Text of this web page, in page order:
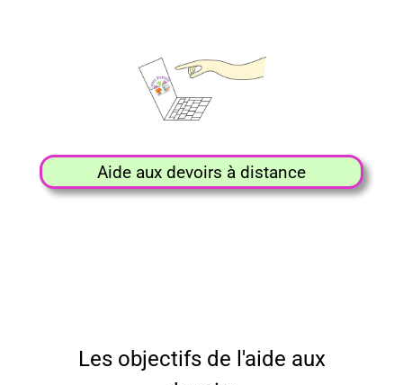
Aide aux devoirs à distance
Les objectifs de l'aide aux